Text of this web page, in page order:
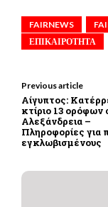
FAIRNEWS
ΕΠΙΚΑΙΡΟΤΗΤΑ
Previous article
Αίγυπτος:
κτίριο 13 ορόφων
Αλεξάνδρεια –
Πληροφορίες για
εγκλωβισμένους